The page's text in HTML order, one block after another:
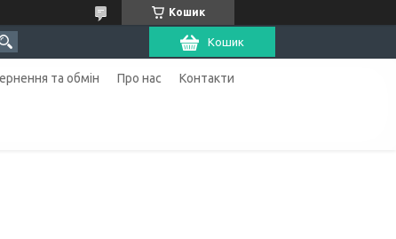
Кошик
Кошик
та обмін Про нас Контакти